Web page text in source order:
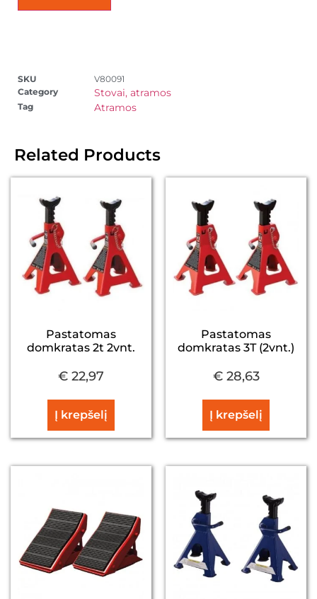
SKU
V80091
Category
Stovai, atramos
Tag Atramos
Related Products
Pastatomas
domkratas 2t 2vnt.
€ 22,97
Į krepšelį
Pastatomas
domkratas 3T (2vnt.)
€28,63
Į krepšelį